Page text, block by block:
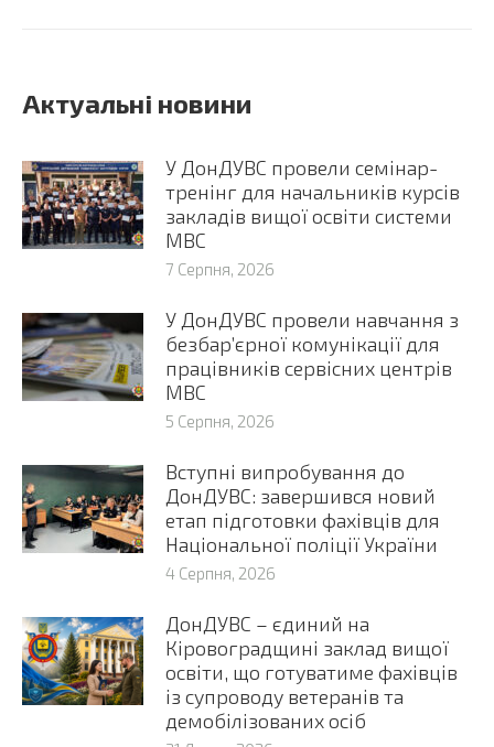
Актуальні новини
У ДонДУВС провели семінар-
тренінг для начальників курсів
закладів вищої освіти системи
МВС
7 Серпня, 2026
У ДонДУВС провели навчання з
безбар’єрної комунікації для
працівників сервісних центрів
МВС
5 Серпня, 2026
Вступні випробування до
ДонДУВС: завершився новий
етап підготовки фахівців для
Національної поліції України
4 Серпня, 2026
ДонДУВС – єдиний на
Кіровоградщині заклад вищої
освіти, що готуватиме фахівців
із супроводу ветеранів та
демобілізованих осіб